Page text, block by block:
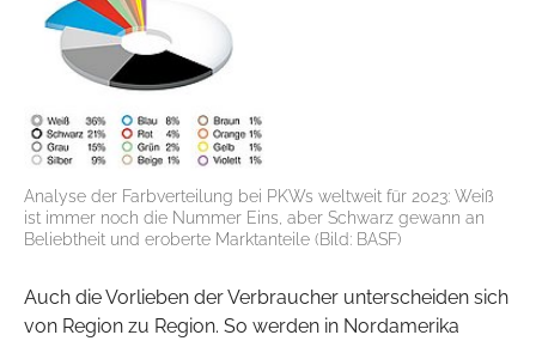
Analyse der Farbverteilung bei PKWs weltweit für 2023: Weiß
ist immer noch die Nummer Eins, aber Schwarz gewann an
Beliebtheit und eroberte Marktanteile (Bild: BASF)
Auch die Vorlieben der Verbraucher unterscheiden sich
von Region zu Region. So werden in Nordamerika